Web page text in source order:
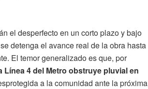
el desperfecto en un corto plazo y bajo
detenga el avance real de la obra hasta
El temor generalizado es que, por
Línea 4 del Metro obstruye pluvial en
a la comunidad ante la próxima